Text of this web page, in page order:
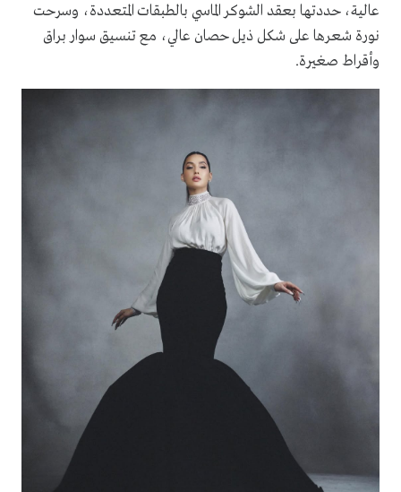
عالية، حددتها بعقد الشوكر الماسي بالطبقات المتعددة، وسرحت
نورة شعرها على شكل ذيل حصان عالي، مع تنسيق سوار براق
وأقراط صغيرة.